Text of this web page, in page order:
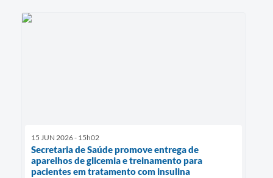
15 JUN 2026 - 15h02
Secretaria de Saúde promove entrega de
aparelhos de glicemia e treinamento para
pacientes em tratamento com insulina